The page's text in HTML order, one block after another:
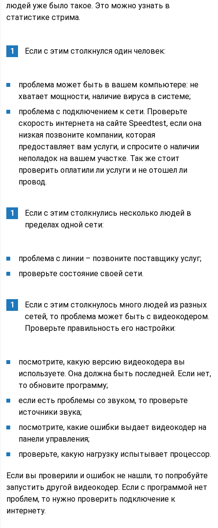
людей уже было такое. Это можно узнать в
статистике стрима.
Если с этим столкнулся один человек:
проблема может быть в вашем компьютере: не
хватает мощности, наличие вируса в системе;
проблема с подключением к сети. Проверьте
скорость интернета на сайте Speedtest, если она
низкая позвоните компании, которая
предоставляет вам услуги, и спросите о наличии
неполадок на вашем участке. Так же стоит
проверить оплатили ли услуги и не отошел ли
провод.
Если с этим столкнулись несколько людей в
пределах одной сети:
проблема с линии – позвоните поставщику услуг;
проверьте состояние своей сети.
Если с этим столкнулось много людей из разных
сетей, то проблема может быть с видеокодером.
Проверьте правильность его настройки:
посмотрите, какую версию видеокодера вы
используете. Она должна быть последней. Если нет,
то обновите программу;
если есть проблемы со звуком, то проверьте
источники звука;
посмотрите, какие ошибки выдает видеокодер на
панели управления;
проверьте, какую нагрузку испытывает процессор.
Если вы проверили и ошибок не нашли, то попробуйте
запустить другой видеокодер. Если с программой нет
проблем, то нужно проверить подключение к
интернету.